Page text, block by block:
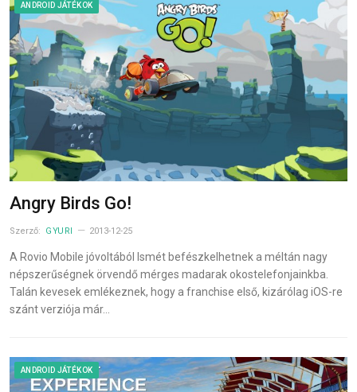
ANDROID JÁTÉKOK
Angry Birds Go!
Szerző: GYURI 2013-12-25
A Rovio Mobile jóvoltából Ismét befészkelhetnek a méltán nagy
népszerűségnek örvendő mérges madarak okostelefonjainkba.
Talán kevesek emlékeznek, hogy a franchise első, kizárólag iOS-re
szánt verziója már…
ANDROID JÁTÉKOK